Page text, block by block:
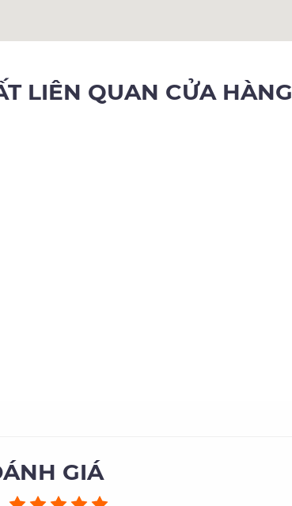
LIÊN QUAN CỬA HÀNG
GIÁ